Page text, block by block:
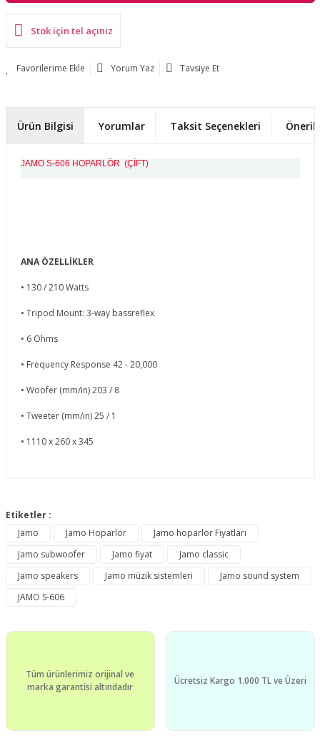
Stok için tel açınız
Yorum Yaz Tavsiye Et
Ürün Bilgisi Yorumlar Taksit Seçenekleri
JAMO S-606 HOPARLÖR (ÇİFT)
ANA ÖZELLİKLER
• 130 / 210 Watts
• Tripod Mount: 3-way bassreflex
• 6 Ohms
• Frequency Response 42 - 20,000
• Woofer (mm/in) 203 / 8
• Tweeter (mm/in) 25 / 1
• 1110 x 260 x 345
Yorum Yaz
konularda yetersiz gördüğünüz noktaları öneri formunu
Görüş ve önerileriniz için teşekkür ederiz.
Ürün resmi kalitesiz, bozuk veya görüntülenemiyor.
Ürün açıklamasında eksik bilgiler bulunuyor.
Ürün fiyatı diğer sitelerden daha pahalı.
Etiketler :
Jamo
Jamo Hoparlör
Jamo hoparlör Fiyatları
Jamo subwoofer
Jamo fiyat
Jamo classic
Jamo speakers
Jamo müzik sistemleri
Jamo sound system
JAMO S-606
Tüm ürünlerimiz orijinal ve
marka garantisi altındadır
Ücretsiz Kargo 1.000 TL ve Üzeri